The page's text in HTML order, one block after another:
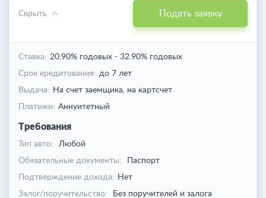
Подать заявку
Скрыть
Ставка: 20.90% годовых - 32.90% годовых
Срок кредитования: до 7 лет
Выдача: На счет заемщика, на картсчет
Платежи: Аннуитетный
Требования
Тип авто:
Любой
Обязательные документы:
Паспорт
Подтверждение дохода: Нет
Залог/поручительство:
Без поручителей и залога